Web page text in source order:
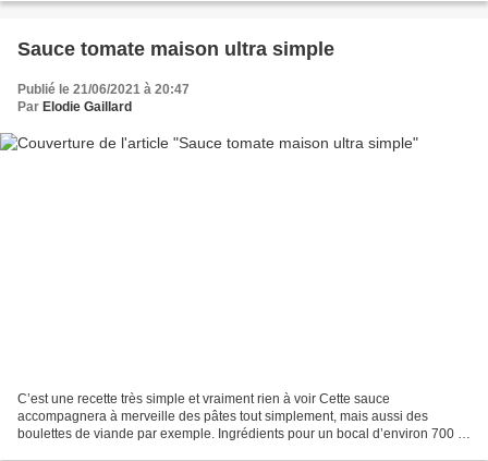
Sauce tomate maison ultra simple
Publié le 21/06/2021 à 20:47
Par Elodie Gaillard
C’est une recette très simple et vraiment rien à voir Cette sauce
accompagnera à merveille des pâtes tout simplement, mais aussi des
boulettes de viande par exemple. Ingrédients pour un bocal d’environ 700 g